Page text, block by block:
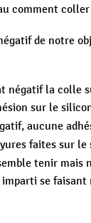
comment
de notre
négatif la colle
sur le
aucune
faites sur
tenir mais
se